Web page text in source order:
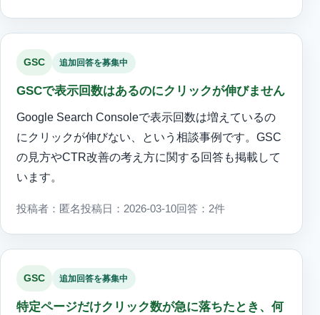
GSC 追加回答を募集中
GSCで表示回数はあるのにクリックが伸びません
Google Search Consoleで表示回数は増えているの
にクリックが伸びない、という相談事例です。GSC
の見方やCTR改善の考え方に関する回答も掲載して
います。
投稿者：匿名投稿日：2026-03-10回答：2件
GSC 追加回答を募集中
特定ページだけクリック数が急に落ちたとき、何